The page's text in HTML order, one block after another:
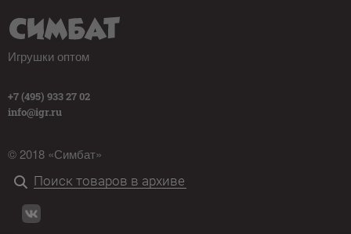
Игрушки оптом
+7 (495) 933 27 02
info@igr.ru
© 2018 «Симбат»